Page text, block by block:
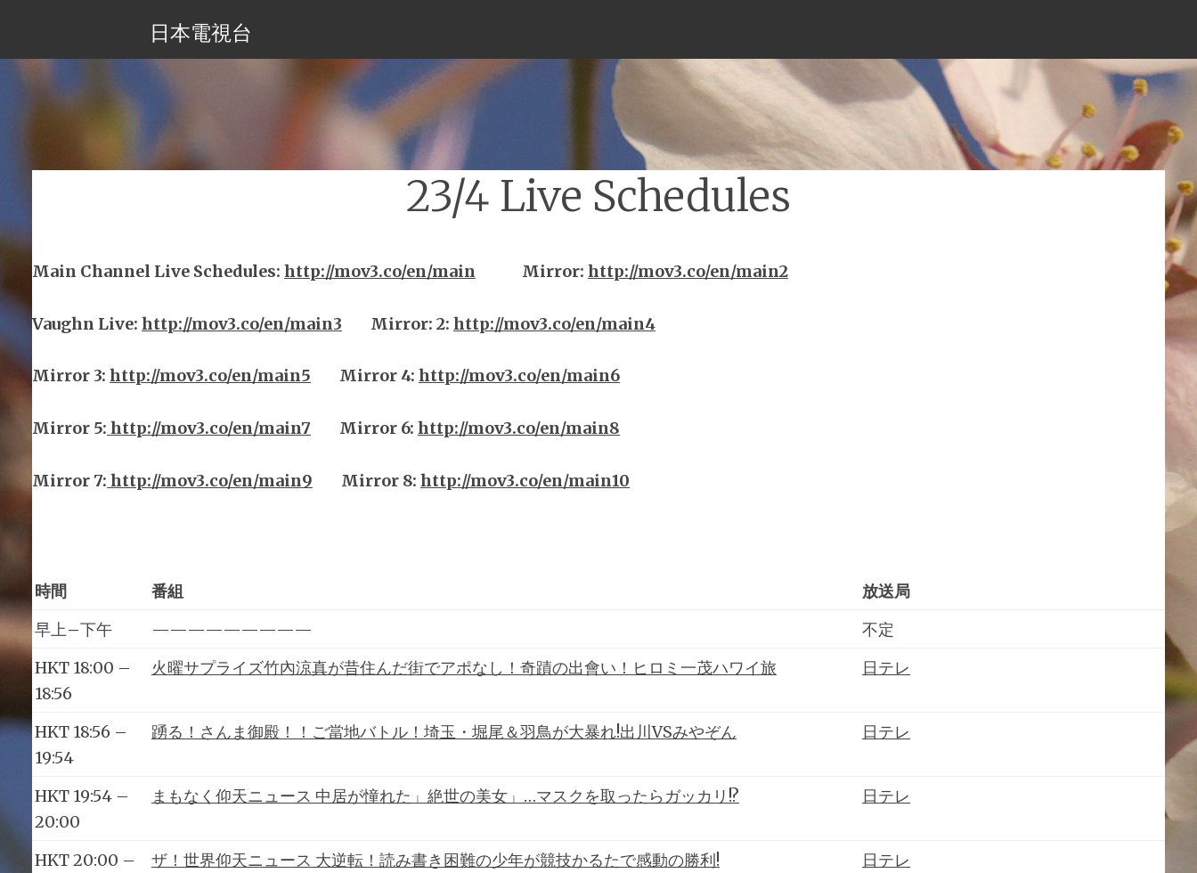
日本電視台
Menu
23/4 Live Schedules
Main Channel Live Schedules: http://mov3.co/en/main Mirror: http://mov3.co/en/main2
Vaughn Live: http://mov3.co/en/main3 Mirror: 2: http://mov3.co/en/main4
Mirror 3: http://mov3.co/en/main5 Mirror 4: http://mov3.co/en/main6
Mirror 5: http://mov3.co/en/main7 Mirror 6: http://mov3.co/en/main8
Mirror 7: http://mov3.co/en/main9 Mirror 8: http://mov3.co/en/main10
時間 番組
放送局
早上–下午 —————————
不定
HKT 18:00 –
18:56
火曜サプライズ竹內涼真が昔住んだ街でアポなし！奇蹟の出會い！ヒロミ一茂ハワイ旅 日テレ
HKT 18:56 –
19:54
踴る！さんま御殿！！ご當地バトル！埼玉・堀尾＆羽鳥が大暴れ!出川VSみやぞん 日テレ
HKT 19:54 –
20:00
まもなく仰天ニュース 中居が憧れた」絶世の美女」…マスクを取ったらガッカリ!? 日テレ
HKT 20:00 –
ザ！世界仰天ニュース 大逆転！読み書き困難の少年が競技かるたで感動の勝利! 日テレ